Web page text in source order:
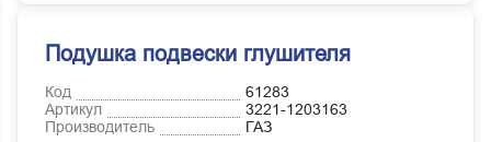
Подушка подвески глушителя
Код
61283
Артикул
3221-1203163
Производитель
ГАЗ